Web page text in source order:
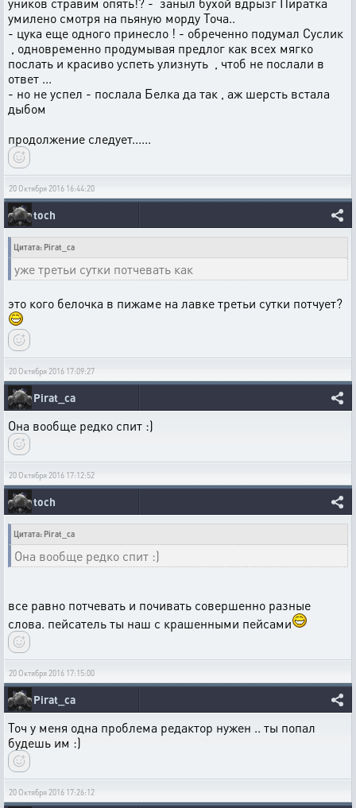
умилено смотря на пьяную морду Точа..
- цука еще одного принесло ! - обреченно подумал Суслик
, одновременно продумывая предлог как всех мягко
послать и красиво успеть улизнуть , чтоб не послали в
ответ ...
- но не успел - послала Белка да так , аж шерсть встала
дыбом
продолжение следует......
20 Октября 2016 16:44:20
toch
Цитата: Pirat_ca
уже третьи сутки потчевать как
это кого белочка в пижаме на лавке третьи сутки потчует?
20 Октября 2016 17:09:27
Pirat_ca
Она вообще редко спит :)
20 Октября 2016 17:12:52
toch
Цитата: Pirat_ca
Она вообще редко спит :)
все равно потчевать и почивать совершенно разные
слова. пейсатель ты наш с крашенными пейсами
20 Октября 2016 17:15:00
Pirat_ca
Точ у меня одна проблема редактор нужен .. ты попал
будешь им :)
20 Октября 2016 17:26:12